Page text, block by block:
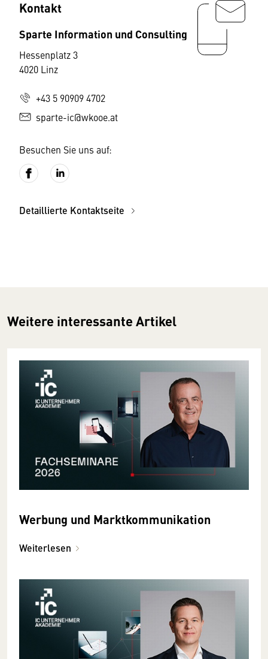
Kontakt
Sparte Information und Consulting
Hessenplatz 3
4020 Linz
+43 5 90909 4702
sparte-ic@wkooe.at
Besuchen Sie uns auf:
Detaillierte Kontaktseite
Weitere interessante Artikel
Werbung und Marktkommunikation
Weiterlesen